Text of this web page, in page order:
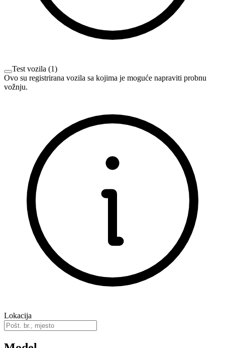
Test vozila (1)
Ovo su registrirana vozila sa kojima je moguće napraviti probnu
vožnju.
Lokacija